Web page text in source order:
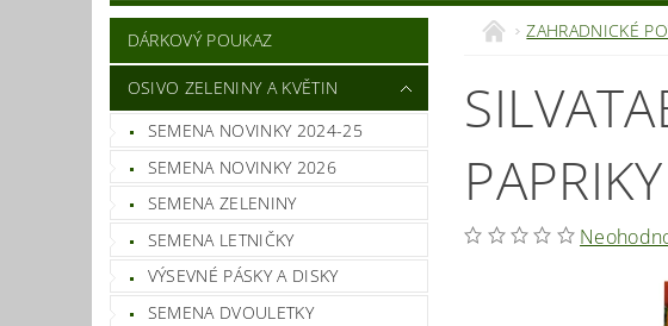
DÁRKOVÝ POUKAZ
OSIVO ZELENINY A KVĚTIN
SEMENA NOVINKY 2024-25
SEMENA NOVINKY 2026
SEMENA ZELENINY
SEMENA LETNIČKY
VÝSEVNÉ PÁSKY A DISKY
SEMENA DVOULETKY
ZAHRADNICKÉ